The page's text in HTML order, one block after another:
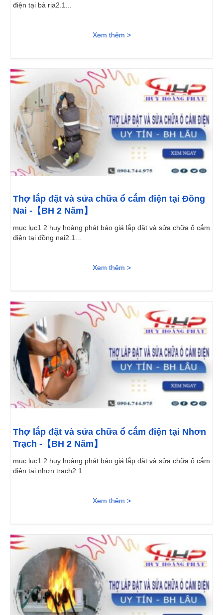
điện tại bà rịa2.1...
Xem thêm >
Thợ lắp đặt và sửa chữa ổ cắm điện tại Đồng
Nai -【BH 2 Năm】
mục lục1 2 huy hoàng phát báo giá lắp đặt và sửa chữa ổ cắm
điện tại đồng nai2.1...
Xem thêm >
Thợ lắp đặt và sửa chữa ổ cắm điện tại Nhơn
Trạch -【BH 2 Năm】
mục lục1 2 huy hoàng phát báo giá lắp đặt và sửa chữa ổ cắm
điện tại nhơn trạch2.1...
Xem thêm >